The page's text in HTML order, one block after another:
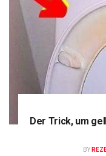
Der Trick, um
BY